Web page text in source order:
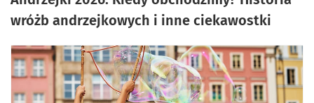
wróżb andrzejkowych i inne ciekawostki